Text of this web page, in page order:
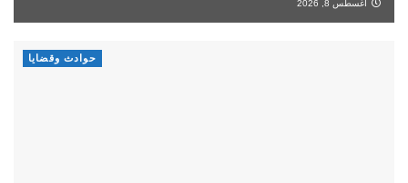
أغسطس 8, 2026
حوادث وقضايا